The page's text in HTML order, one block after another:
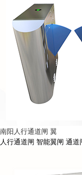
南阳人行通道闸 翼
人行通道闸 智能翼闸 通道